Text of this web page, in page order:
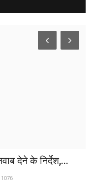
देने के निर्देश,...
1076